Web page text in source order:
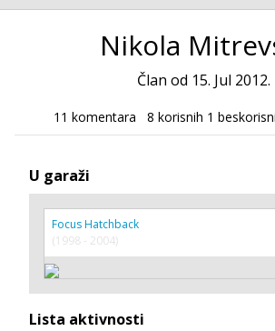
Nikola
Član od 15. Jul 2012.
11 komentara 8 korisnih 1
U garaži
Focus Hatchback
(1998 - 2004)
Lista aktivnosti